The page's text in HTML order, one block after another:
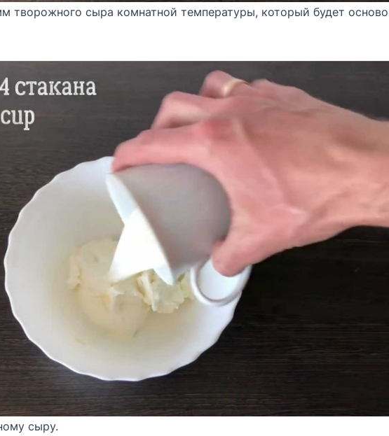
творожного сыра комнатной температуры, который будет
сыру.